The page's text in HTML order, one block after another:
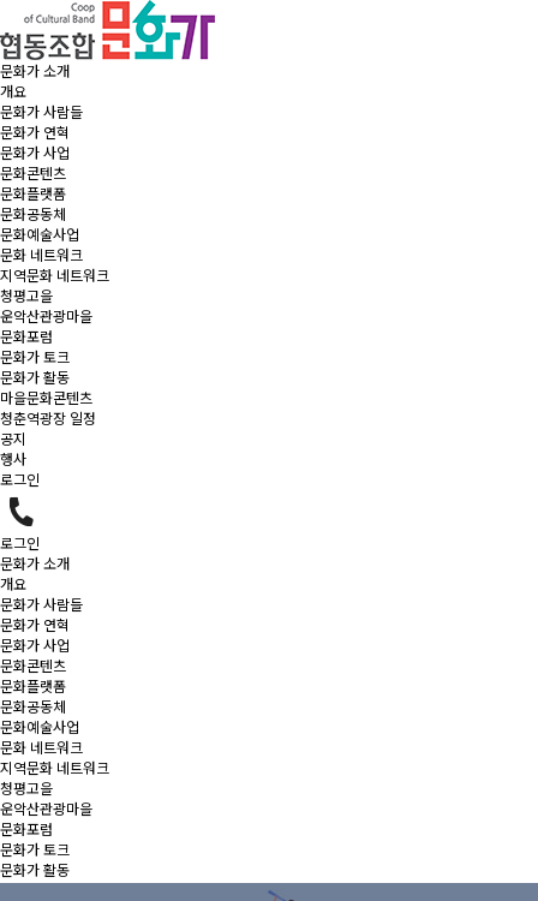
문화가 소개
개요
문화가 사람들
문화가 연혁
문화가 사업
문화콘텐츠
문화플랫폼
문화공동체
문화예술사업
문화 네트워크
지역문화 네트워크
청평고을
운악산관광마을
문화포럼
문화가 토크
문화가 활동
마을문화콘텐츠
청춘역광장 일정
공지
행사
로그인
로그인
문화가 소개
개요
문화가 사람들
문화가 연혁
문화가 사업
문화콘텐츠
문화플랫폼
문화공동체
문화예술사업
문화 네트워크
지역문화 네트워크
청평고을
운악산관광마을
문화포럼
문화가 토크
문화가 활동
마을문화콘텐츠